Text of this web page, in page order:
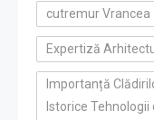
cutremur Vrancea
Expertiză
Importanță
Istorice